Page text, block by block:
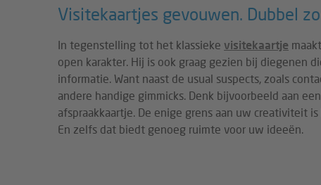
Visitekaartjes gevouwen. Dubbel
In tegenstelling tot het klassieke visitekaartje
open karakter. Hij is ook graag gezien bij diegenen
informatie. Want naast de usual suspects, zoals
andere handige gimmicks. Denk bijvoorbeeld aan
afspraakkaartje. De enige grens aan uw creativiteit
En zelfs dat biedt genoeg ruimte voor uw ideeën.